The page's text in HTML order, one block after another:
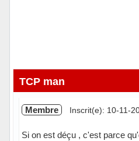
TCP man
Membre Inscrit(e): 10-11-
Si on est déçu , c'est parce